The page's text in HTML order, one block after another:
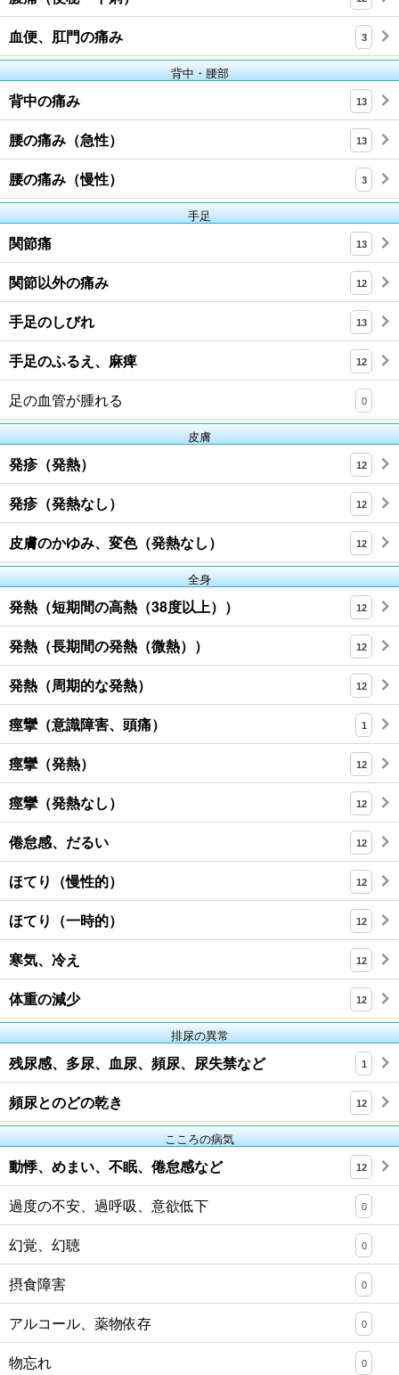
血便、肛門の痛み 3
背中・腰部
背中の痛み 13
腰の痛み（急性） 13
腰の痛み（慢性） 3
手足
関節痛 13
関節以外の痛み 12
手足のしびれ 13
手足のふるえ、麻痺 12
足の血管が腫れる 0
皮膚
発疹（発熱） 12
発疹（発熱なし） 12
皮膚のかゆみ、変色（発熱なし） 12
全身
発熱（短期間の高熱（38度以上）） 12
発熱（長期間の発熱（微熱）） 12
発熱（周期的な発熱） 12
痙攣（意識障害、頭痛） 1
痙攣（発熱） 12
痙攣（発熱なし） 12
倦怠感、だるい 12
ほてり（慢性的） 12
ほてり（一時的） 12
寒気、冷え 12
体重の減少 12
排尿の異常
残尿感、多尿、血尿、頻尿、尿失禁など 1
頻尿とのどの乾き 12
こころの病気
動悸、めまい、不眠、倦怠感など 12
過度の不安、過呼吸、意欲低下 0
幻覚、幻聴 0
摂食障害 0
アルコール、薬物依存 0
物忘れ 0